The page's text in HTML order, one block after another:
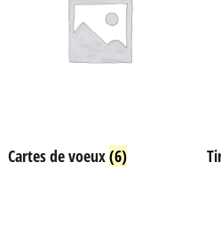
Cartes de voeux(6)